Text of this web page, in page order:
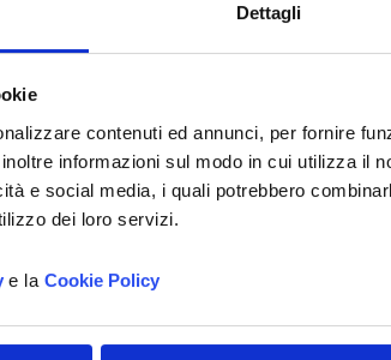
Dettagli
contenuti ed annunci, per fornire
informazioni sul modo in cui utilizza il
e social media, i quali potrebbero
dei loro servizi.
e la Cookie Policy
di
per ideare la
settore.
le
per loro
della
Scopri la
realizzata